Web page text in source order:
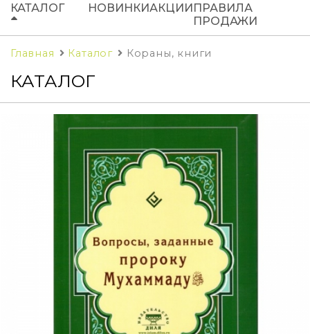
КАТАЛОГ НОВИНКИАКЦИИПРАВИЛА
ПРОДАЖИ
Главная Каталог Кораны, книги
КАТАЛОГ